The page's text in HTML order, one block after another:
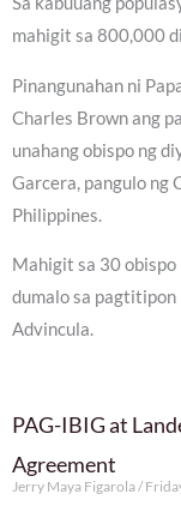
mahigit sa 800,000
Pinangunahan ni
Charles Brown ang
unahang obispo ng
Garcera, pangulo ng
Philippines.
Mahigit sa 30 obispo
dumalo sa pagtitipon
Advincula.
PAG-IBIG at
Agreement
Jerry Maya Figarola